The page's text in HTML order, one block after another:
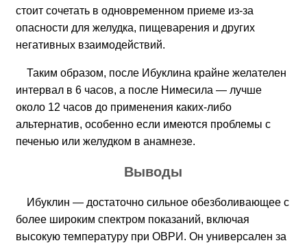
стоит сочетать в одновременном приеме из-за
опасности для желудка, пищеварения и других
негативных взаимодействий.
Таким образом, после Ибуклина крайне желателен
интервал в 6 часов, а после Нимесила — лучше
около 12 часов до применения каких-либо
альтернатив, особенно если имеются проблемы с
печенью или желудком в анамнезе.
Выводы
Ибуклин — достаточно сильное обезболивающее с
более широким спектром показаний, включая
высокую температуру при ОВРИ. Он универсален за